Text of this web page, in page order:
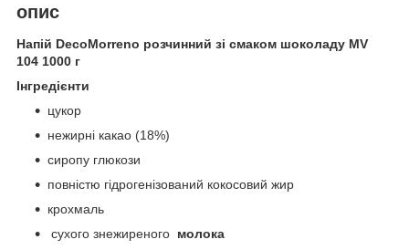
опис
Напій DecoMorreno розчинний зі смаком шоколаду MV
104 1000 г
Інгредієнти
цукор
нежирні какао (18%)
сиропу глюкози
повністю гідрогенізований кокосовий жир
крохмаль
сухого знежиреного молока